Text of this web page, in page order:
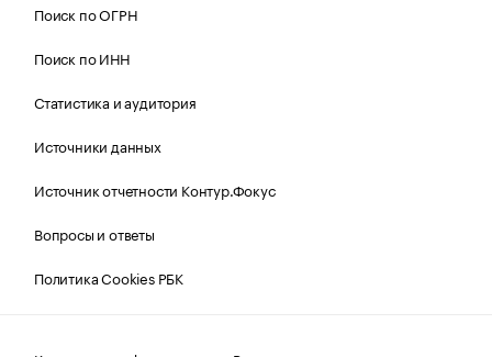
Поиск по ОГРН
Поиск по ИНН
Статистика и аудитория
Источники данных
Источник отчетности Контур.Фокус
Вопросы и ответы
Политика Cookies РБК